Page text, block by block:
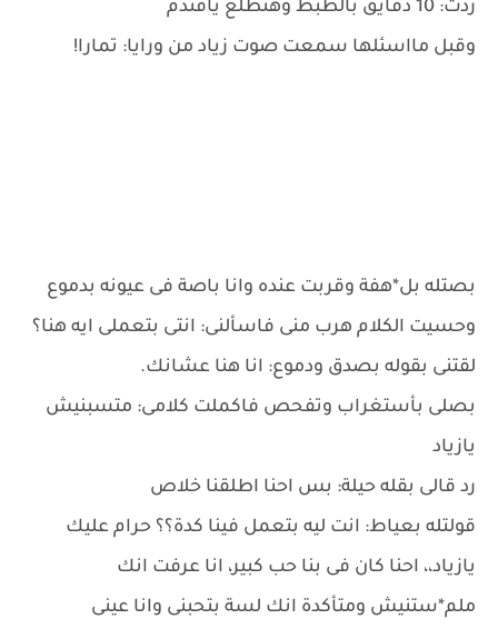
ردت: 10 دقايق بالظبط وهتطلع يافندم
وقبل مااسئلها سمعت صوت زياد من ورايا: تمارا!
بصتله بل*هفة وقربت عنده وانا باصة فى عيونه بدموع
وحسيت الكلام هرب منى فاسألنى: انتى بتعملى ايه هنا؟
لقتنى بقوله بصدق ودموع: انا هنا عشانك.
بصلى بأستغراب وتفحص فاكملت كلامى: متسبنيش
يازياد
رد قالى بقله حيلة: بس احنا اطلقنا خلاص
قولتله بعياط: انت ليه بتعمل فينا كدة؟؟ حرام عليك
يازياد،، احنا كان فى بنا حب كبير، انا عرفت انك
ملم*ستنيش ومتأكدة انك لسة بتحبنى وانا عينى